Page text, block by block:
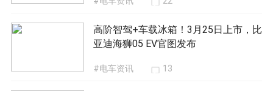
高阶智驾+车载冰箱！3月25日上市，比
亚迪海狮05 EV官图发布
#电车资讯 13